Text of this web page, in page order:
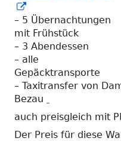
neuem
Fenster
öffnen
– 5 Übernachtungen
mit Frühstück
– 3 Abendessen
– alle
Gepäcktransporte
– Taxitransfer von
Bezau
auch preisgleich mit
Der Preis für diese